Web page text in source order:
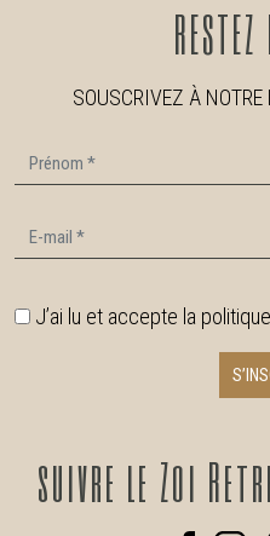
RESTEZ
SOUSCRIVEZ À NOTRE
Prénom
E-mail
J’ai lu et accepte la
suivre le Zoi